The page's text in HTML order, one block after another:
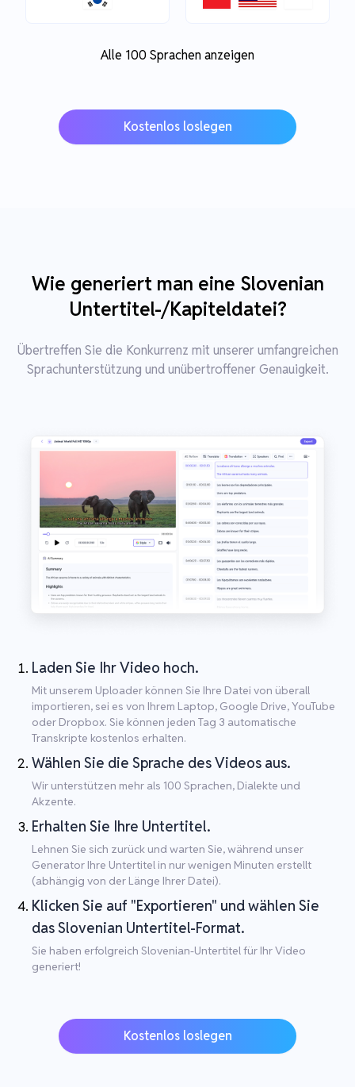
Alle 100 Sprachen anzeigen
Kostenlos loslegen
Wie generiert man eine Slovenian
Untertitel-/Kapiteldatei?
Übertreffen Sie die Konkurrenz mit unserer umfangreichen
Sprachunterstützung und unübertroffener Genauigkeit.
Laden Sie Ihr Video hoch.
Mit unserem Uploader können Sie Ihre Datei von überall
importieren, sei es von Ihrem Laptop, Google Drive, YouTube
oder Dropbox. Sie können jeden Tag 3 automatische
Transkripte kostenlos erhalten.
Wählen Sie die Sprache des Videos aus.
Wir unterstützen mehr als 100 Sprachen, Dialekte und
Akzente.
Erhalten Sie Ihre Untertitel.
Lehnen Sie sich zurück und warten Sie, während unser
Generator Ihre Untertitel in nur wenigen Minuten erstellt
(abhängig von der Länge Ihrer Datei).
Klicken Sie auf "Exportieren" und wählen Sie
das Slovenian Untertitel-Format.
Sie haben erfolgreich Slovenian-Untertitel für Ihr Video
generiert!
Kostenlos loslegen